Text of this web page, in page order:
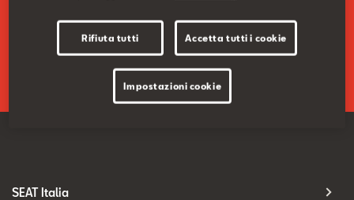
SEAT Usato Certificato
Vieni a scoprire la nostra sede.
SEAT Italia
Rifiuta tutti Accetta tutti i cookie
Impostazioni cookie